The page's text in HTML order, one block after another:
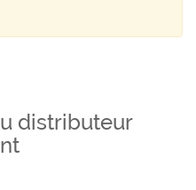
distributeur